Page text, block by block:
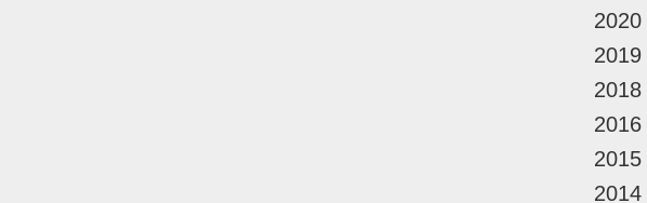
2020
2019
2018
2016
2015
2014